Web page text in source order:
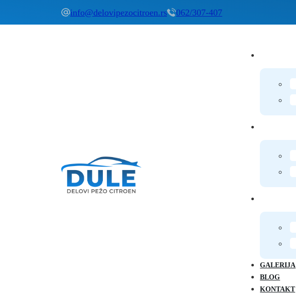
info@delovipezocitroen.rs 062/307-407
GALERIJA
BLOG
KONTAKT